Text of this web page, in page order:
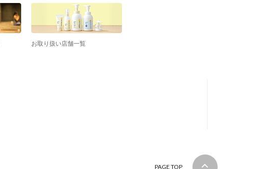
お取り扱い店舗一覧
PAGE TOP